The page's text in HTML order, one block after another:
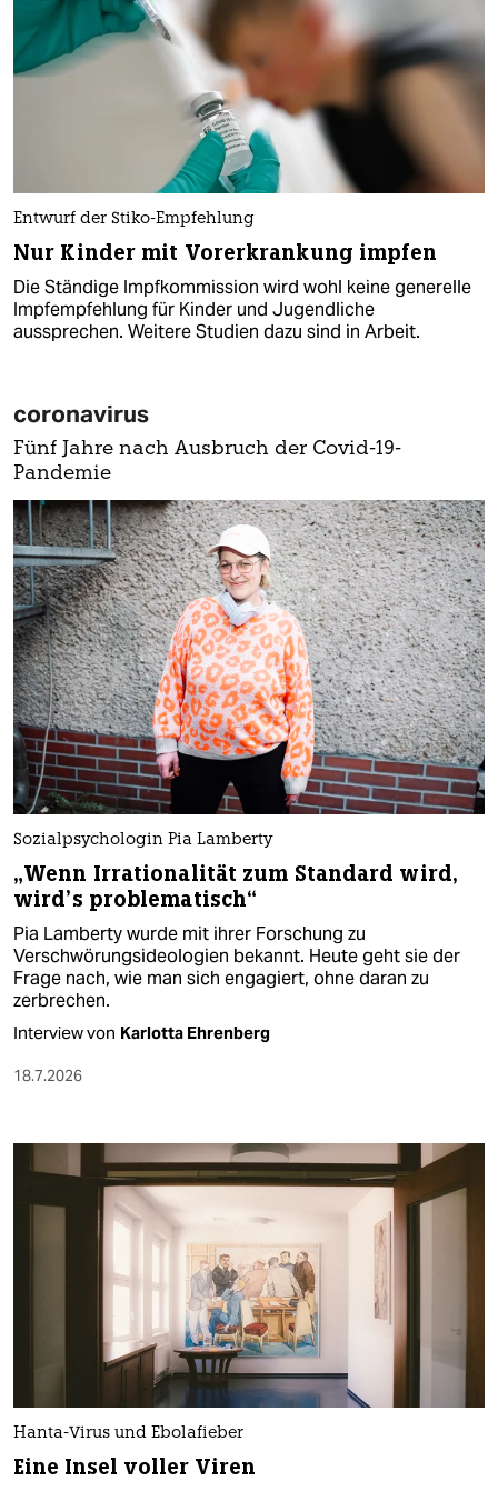
Entwurf der Stiko-Empfehlung
Nur Kinder mit Vorerkrankung impfen
Die Ständige Impfkommission wird wohl keine generelle
Impfempfehlung für Kinder und Jugendliche
aussprechen. Weitere Studien dazu sind in Arbeit.
coronavirus
Fünf Jahre nach Ausbruch der Covid-19-
Pandemie
Sozialpsychologin Pia Lamberty
„Wenn Irrationalität zum Standard wird,
wird’s problematisch“
Pia Lamberty wurde mit ihrer Forschung zu
Verschwörungsideologien bekannt. Heute geht sie der
Frage nach, wie man sich engagiert, ohne daran zu
zerbrechen.
Interview von Karlotta Ehrenberg
18.7.2026
Hanta-Virus und Ebolafieber
Eine Insel voller Viren